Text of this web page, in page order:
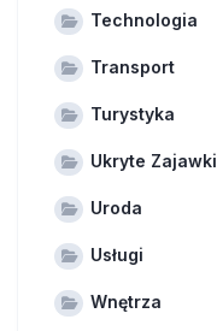
Technologia
Transport
Turystyka
Ukryte Zajawki
Uroda
Usługi
Wnętrza